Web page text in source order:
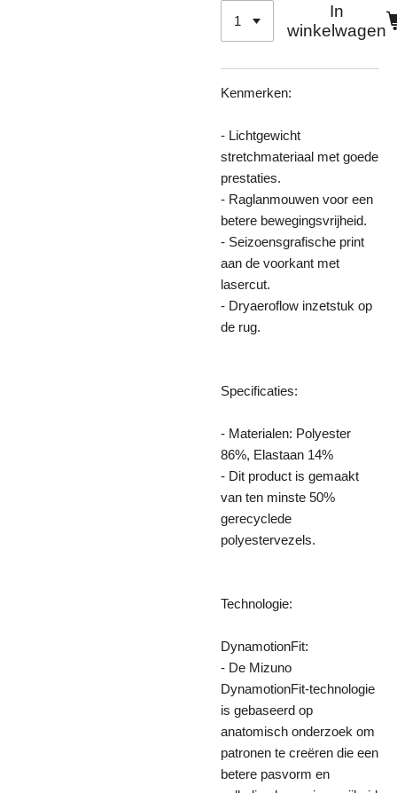
In
winkelwagen
Kenmerken:
- Lichtgewicht
stretchmateriaal met goede
prestaties.
- Raglanmouwen voor een
betere bewegingsvrijheid.
- Seizoensgrafische print
aan de voorkant met
lasercut.
- Dryaeroflow inzetstuk op
de rug.
Specificaties:
- Materialen: Polyester
86%, Elastaan 14%
- Dit product is gemaakt
van ten minste 50%
gerecyclede
polyestervezels.
Technologie:
DynamotionFit:
- De Mizuno
DynamotionFit-technologie
is gebaseerd op
anatomisch onderzoek om
patronen te creëren die een
betere pasvorm en